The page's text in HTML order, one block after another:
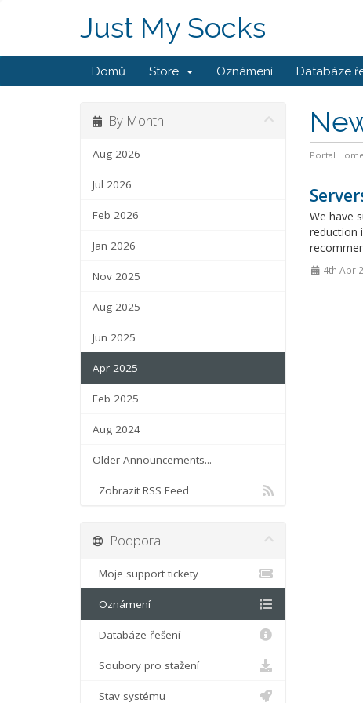
Just My Socks
Domů Store Oznámení Databáze
Portal Home
By Month
Aug 2026
Jul 2026
Feb 2026
Jan 2026
Nov 2025
Aug 2025
Jun 2025
Apr 2025
Feb 2025
Aug 2024
Older Announcements...
Zobrazit RSS Feed
We have
reduction
4th Apr
Podpora
Moje support tickety
Oznámení
Databáze řešení
Soubory pro stažení
Stav systému